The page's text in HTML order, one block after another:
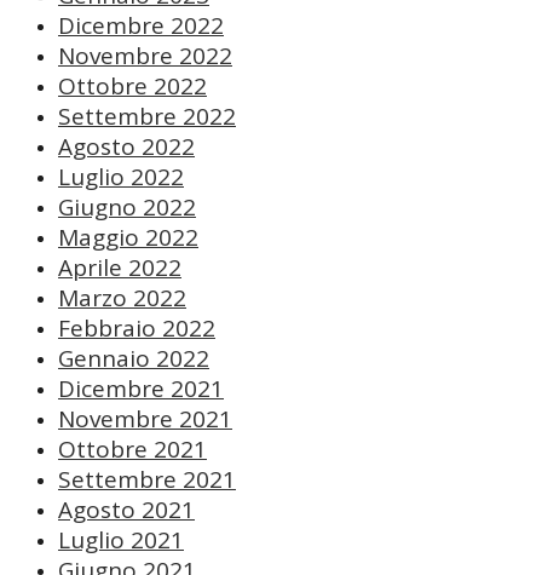
Dicembre 2022
Novembre 2022
Ottobre 2022
Settembre 2022
Agosto 2022
Luglio 2022
Giugno 2022
Maggio 2022
Aprile 2022
Marzo 2022
Febbraio 2022
Gennaio 2022
Dicembre 2021
Novembre 2021
Ottobre 2021
Settembre 2021
Agosto 2021
Luglio 2021